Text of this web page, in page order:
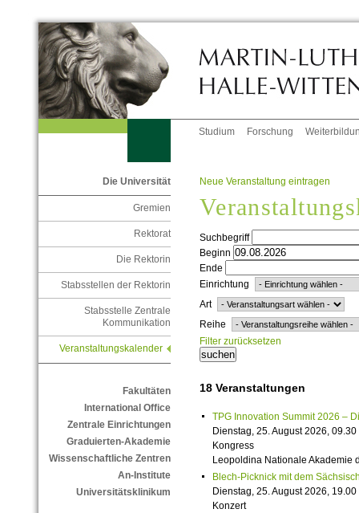
Studium Forschung
Die Universität
Gremien
Rektorat
Die Rektorin
Stabsstellen der Rektorin
Stabsstelle Zentrale
Kommunikation
Veranstaltungskalender
Fakultäten
International Office
Zentrale Einrichtungen
Graduierten-Akademie
Wissenschaftliche Zentren
An-Institute
Universitätsklinikum
Neue Veranstaltung eintragen
Suchbegriff
Beginn
Ende
Einrichtung
Art
Reihe
Filter zurücksetzen
18 Veranstaltungen
TPG Innovation Summit 2026 –
Dienstag, 25. August 2026,
Kongress
Leopoldina Nationale Akademie
Blech-Picknick mit dem
Dienstag, 25. August 2026,
Konzert